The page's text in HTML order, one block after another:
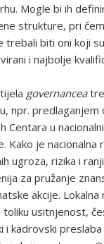
Mogle bi ih
strukture, pri
trebali biti oni koji
i najbolje
governancea
npr. predlaganjem
Centara u
Kako je nacionalna
ugroza, rizika i
za pružanje
akcije. Lokalna
usitnjenost,
i kadrovski